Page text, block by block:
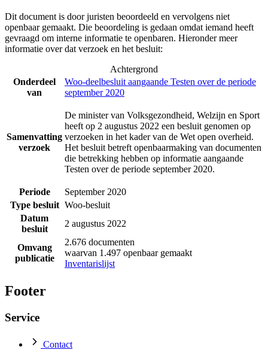
Dit document is door juristen beoordeeld en vervolgens niet
openbaar gemaakt. Die beoordeling is gedaan omdat iemand heeft
gevraagd om interne informatie te openbaren. Hieronder meer
informatie over dat verzoek en het besluit:
Achtergrond
Onderdeel
van
Woo-deelbesluit aangaande Testen over de periode
september 2020
Samenvatting
verzoek
De minister van Volksgezondheid, Welzijn en Sport
heeft op 2 augustus 2022 een besluit genomen op
verzoeken in het kader van de Wet open overheid.
Het besluit betreft openbaarmaking van documenten
die betrekking hebben op informatie aangaande
Testen over de periode september 2020.
Periode
September 2020
Type besluit Woo-besluit
Datum
besluit
2 augustus 2022
Omvang
publicatie
2.676 documenten
waarvan 1.497 openbaar gemaakt
Inventarislijst
Footer
Service
Contact